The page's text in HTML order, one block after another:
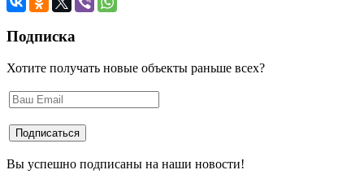
Подписка
Хотите получать новые объекты раньше всех?
Вы успешно подписаны на наши новости!